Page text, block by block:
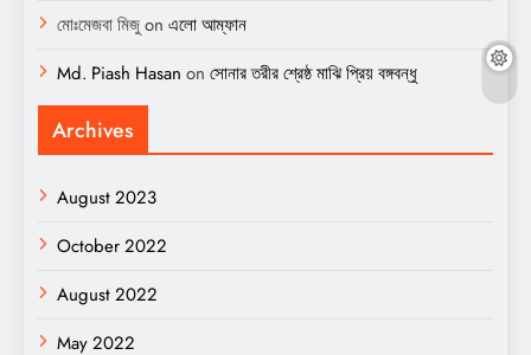
মোঃমেজবা মিজুon এলো আম্ফান
Md. Piash Hasan on সোনার তরীর শ্রেষ্ঠ মাঝি প্রিয় বঙ্গবন্ধু
Archives
August 2023
October 2022
August 2022
May 2022